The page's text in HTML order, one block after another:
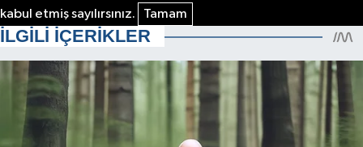
kabul etmiş sayılırsınız.
Tamam